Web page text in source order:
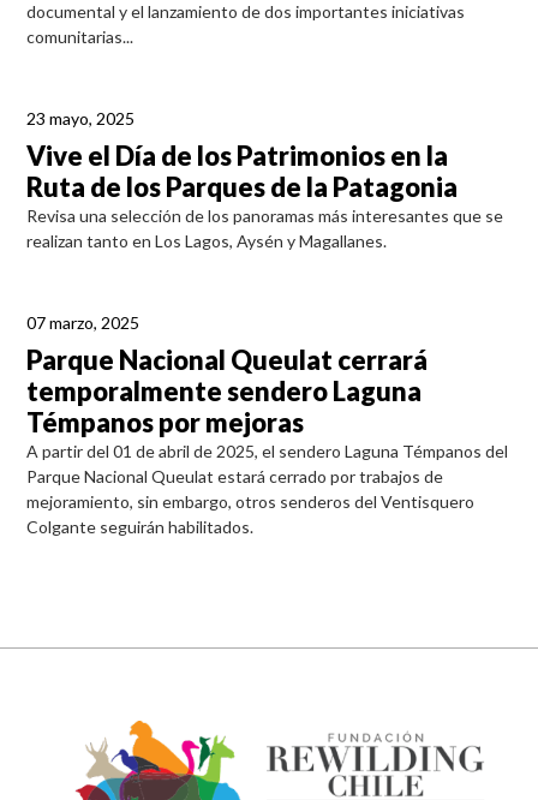
documental y el lanzamiento de dos importantes iniciativas
comunitarias...
23 mayo, 2025
Vive el Día de los Patrimonios en la
Ruta de los Parques de la Patagonia
Revisa una selección de los panoramas más interesantes que se
realizan tanto en Los Lagos, Aysén y Magallanes.
07 marzo, 2025
Parque Nacional Queulat cerrará
temporalmente sendero Laguna
Témpanos por mejoras
A partir del 01 de abril de 2025, el sendero Laguna Témpanos del
Parque Nacional Queulat estará cerrado por trabajos de
mejoramiento, sin embargo, otros senderos del Ventisquero
Colgante seguirán habilitados.